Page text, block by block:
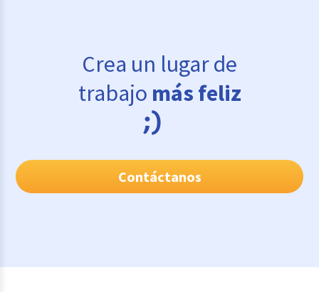
Crea un lugar de
trabajo más feliz
Contáctanos